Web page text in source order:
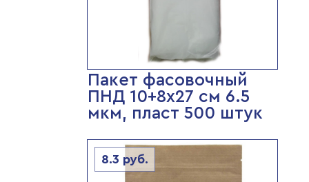
Пакет фасовочный
ПНД 10+8х27 см 6.5
мкм, пласт 500 штук
8.3 руб.